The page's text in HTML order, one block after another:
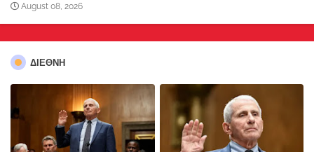
August 08, 2026
ΔΙΕΘΝΗ